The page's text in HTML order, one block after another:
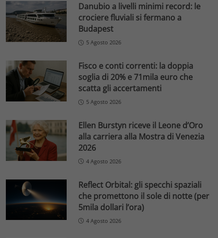
Danubio a livelli minimi record: le
crociere fluviali si fermano a
Budapest
5 Agosto 2026
Fisco e conti correnti: la doppia
soglia di 20% e 71mila euro che
scatta gli accertamenti
5 Agosto 2026
Ellen Burstyn riceve il Leone d’Oro
alla carriera alla Mostra di Venezia
2026
4 Agosto 2026
Reflect Orbital: gli specchi spaziali
che promettono il sole di notte (per
5mila dollari l’ora)
4 Agosto 2026